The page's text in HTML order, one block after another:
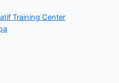
Training Center